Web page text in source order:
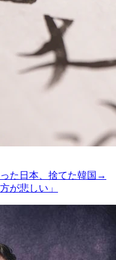
た日本、捨てた韓国→
が悲しい」